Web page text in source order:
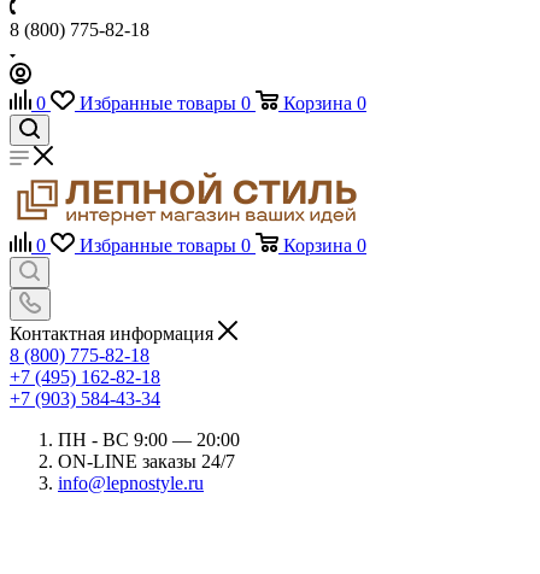
8 (800) 775-82-18
0 Избранные товары 0 Корзина 0
0 Избранные товары 0 Корзина 0
Контактная информация
8 (800) 775-82-18
+7 (495) 162-82-18
+7 (903) 584-43-34
ПН - ВС 9:00 — 20:00
ON-LINE заказы 24/7
info@lepnostyle.ru